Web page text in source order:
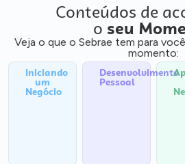
Conteúdos de
o seu
Veja o que o Sebrae tem para
momento:
Iniciando
um
Negócio
Desenvolvimento
Pessoal